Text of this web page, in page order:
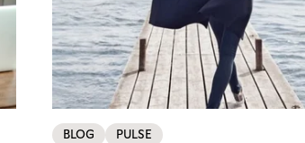
BLOG PULSE